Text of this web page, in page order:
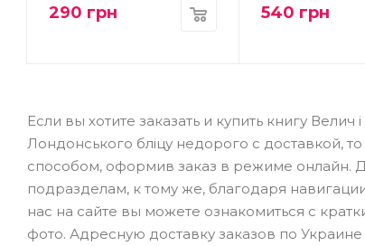
290 грн 540 грн
Если вы хотите заказать и купить книгу Велич
Лондонського бліцу недорого с доставкой,
способом, оформив заказ в режиме онлайн.
подразделам, к тому же, благодаря
нас на сайте вы можете ознакомиться с
фото. Адресную доставку заказов по